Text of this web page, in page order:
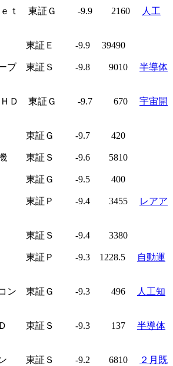
ｅｔ 東証Ｇ -9.9 2160
人工
東証Ｅ -9.9 39490
ーブ 東証Ｓ -9.8 9010 半導体
ＨＤ 東証Ｇ -9.7 670 宇宙開
ス 東証Ｇ -9.7 420
機 東証Ｓ -9.6 5810
東証Ｇ -9.5 400
東証Ｐ -9.4 3455
レアア
東証Ｓ -9.4 3380
東証Ｐ -9.3 1228.5
自動運
コン 東証Ｇ -9.3 496
人工知
ＨＤ 東証Ｓ -9.3 137 半導体
ン 東証Ｓ -9.2 6810
２月既